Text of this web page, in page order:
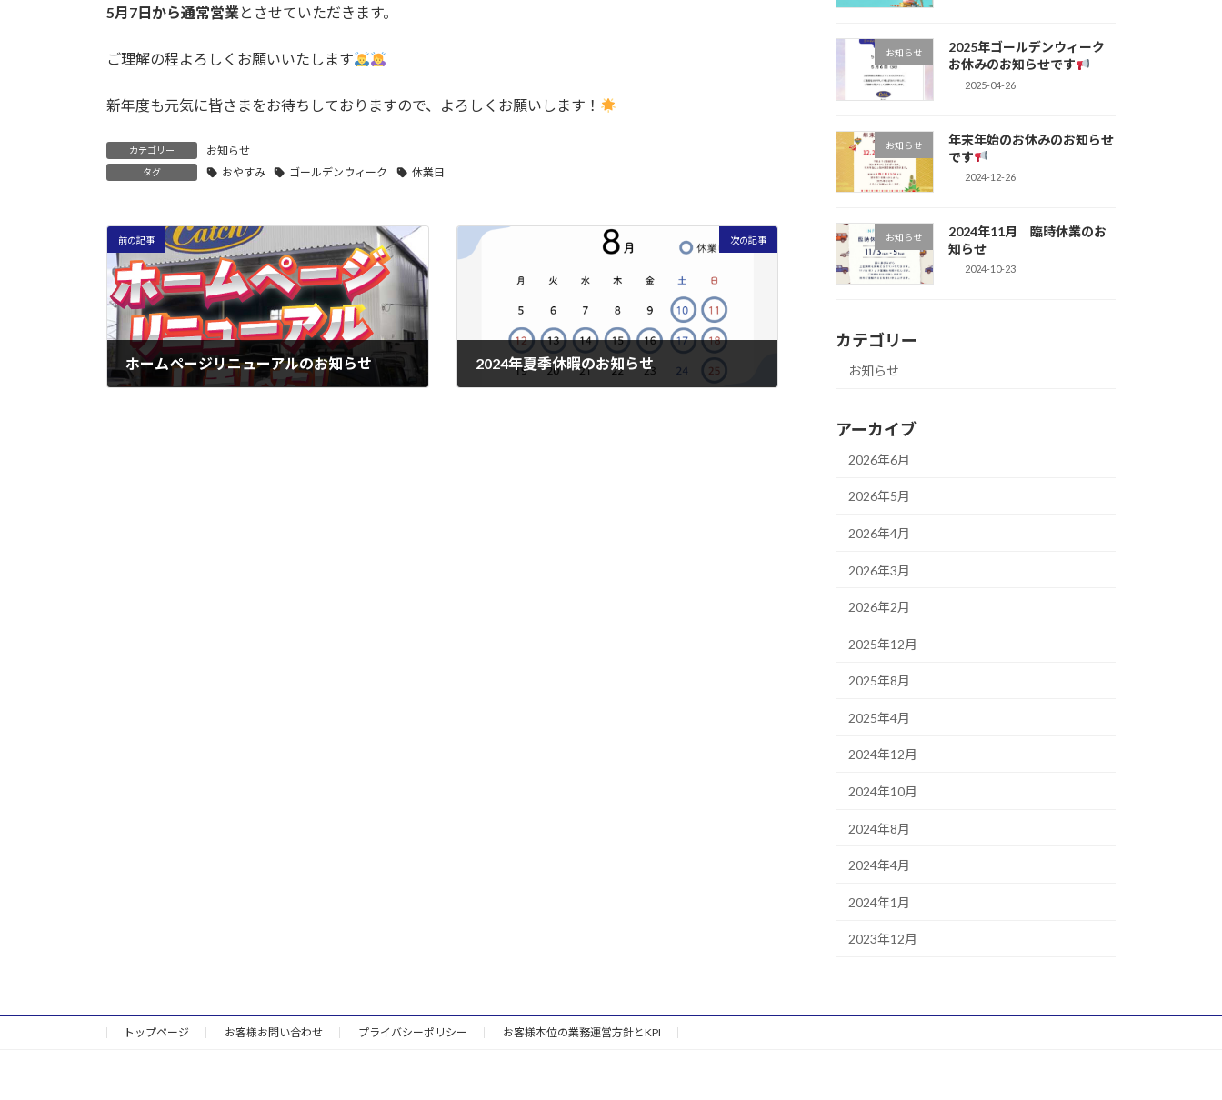
5月7日から通常営業とさせていただきます。
ご理解の程よろしくお願いいたします
新年度も元気に皆さまをお待ちしておりますので、よろしくお願いします！
カテゴリー お知らせ
タグ おやすみ ゴールデンウィーク 休業日
前の記事
ホームページリニューアルのお知らせ
次の記事
2024年夏季休暇のお知らせ
お知らせ
2025年ゴールデンウィーク
お休みのお知らせです
2025-04-26
お知らせ
年末年始のお休みのお知らせ
です
2024-12-26
お知らせ
2024年11月 臨時休業のお
知らせ
2024-10-23
カテゴリー
お知らせ
アーカイブ
2026年6月
2026年5月
2026年4月
2026年3月
2026年2月
2025年12月
2025年8月
2025年4月
2024年12月
2024年10月
2024年8月
2024年4月
2024年1月
2023年12月
トップページ お客様お問い合わせ プライバシーポリシー お客様本位の業務運営方針とKPI